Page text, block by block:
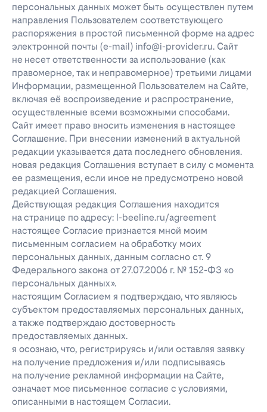
персональных данных может быть осуществлен путем
направления Пользователем соответствующего
распоряжения в простой письменной форме на адрес
электронной почты (e-mail) info@i-provider.ru. Сайт
не несет ответственности за использование (как
правомерное, так и неправомерное) третьими лицами
Информации, размещенной Пользователем на Сайте,
включая её воспроизведение и распространение,
осуществленные всеми возможными способами.
Сайт имеет право вносить изменения в настоящее
Соглашение. При внесении изменений в актуальной
редакции указывается дата последнего обновления.
новая редакция Соглашения вступает в силу с момента
ее размещения, если иное не предусмотрено новой
редакцией Соглашения.
Действующая редакция Соглашения находится
на странице по адресу: l-beeline.ru/agreement
настоящее Согласие признается мной моим
письменным согласием на обработку моих
персональных данных, данным согласно ст. 9
Федерального закона от 27.07.2006 г. № 152-ФЗ «о
персональных данных».
настоящим Согласием я подтверждаю, что являюсь
субъектом предоставляемых персональных данных,
а также подтверждаю достоверность
предоставляемых данных.
я осознаю, что, регистрируясь и/или оставляя заявку
на получение предложения и/или подписываясь
на получение рекламной информации на Сайте,
означает мое письменное согласие с условиями,
описанными в настоящем Согласии.